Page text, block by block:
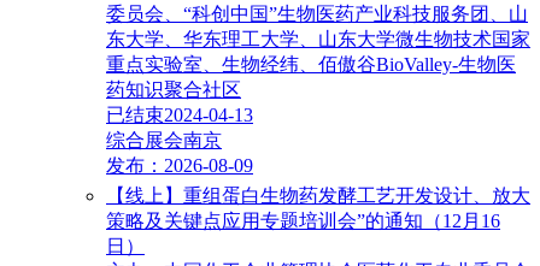
委员会、“科创中国”生物医药产业科技服务团、山
东大学、华东理工大学、山东大学微生物技术国家
重点实验室、生物经纬、佰傲谷BioValley-生物医
药知识聚合社区
已结束2024-04-13
综合展会南京
发布：2026-08-09
【线上】重组蛋白生物药发酵工艺开发设计、放大
策略及关键点应用专题培训会”的通知（12月16
日）